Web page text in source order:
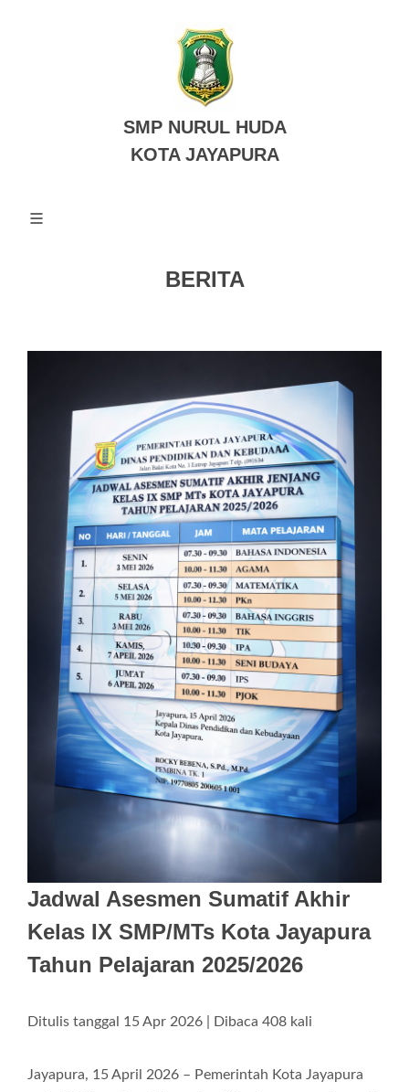
SMP NURUL HUDA
KOTA JAYAPURA
BERITA
Jadwal Asesmen Sumatif Akhir
Kelas IX SMP/MTs Kota Jayapura
Tahun Pelajaran 2025/2026
Ditulis tanggal 15 Apr 2026 | Dibaca 408 kali
Jayapura, 15 April 2026 – Pemerintah Kota Jayapura